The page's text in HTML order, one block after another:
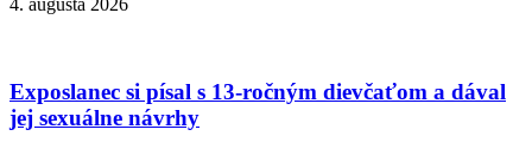
Exposlanec si písal s 13-ročným dievčaťom a dával
jej sexuálne návrhy